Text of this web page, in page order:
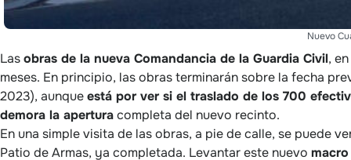
Nuevo
Lasobras de la nueva Comandancia de la Guardia Civil, en
meses. En principio, las obras terminarán sobre la fecha
2023), aunqueestá por ver si el traslado de los 700
demora la aperturacompleta del nuevo recinto.
En una simple visita de las obras, a pie de calle, se puede
Patio de Armas, ya completada. Levantar este nuevo